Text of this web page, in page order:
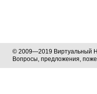
© 2009—2019 Виртуальный
Вопросы, предложения,